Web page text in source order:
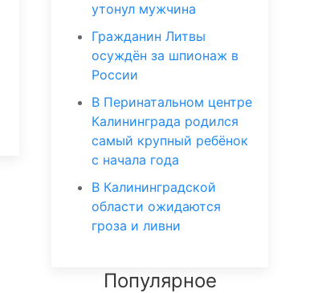
утонул мужчина
Гражданин Литвы
осуждён за шпионаж в
России
В Перинатальном центре
Калининграда родился
самый крупный ребёнок
с начала года
В Калининградской
области ожидаются
гроза и ливни
Популярное